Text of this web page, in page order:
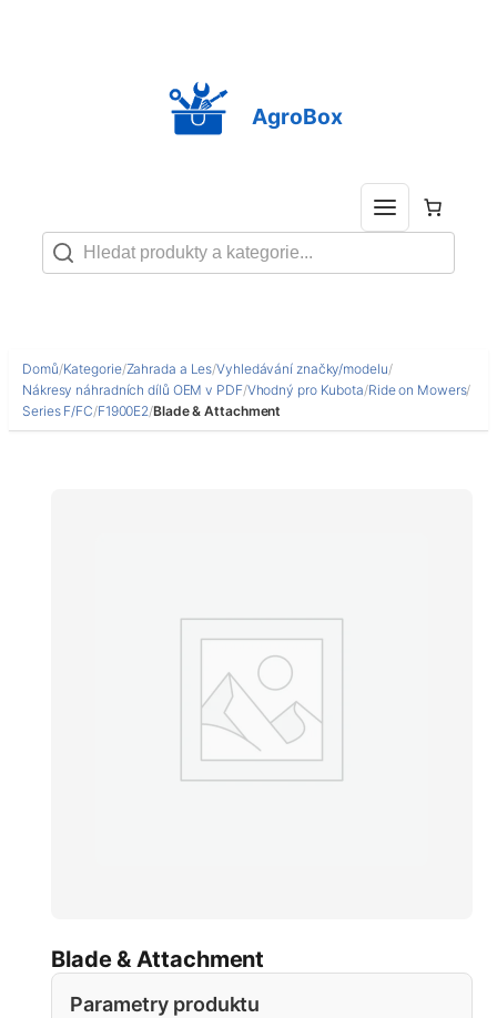
AgroBox
Domů/Kategorie/Zahrada a Les/Vyhledávání značky/modelu/
Nákresy náhradních dílů OEM v PDF/Vhodný pro Kubota/Ride on Mowers/
Series F/FC/F1900E2/Blade & Attachment
Blade & Attachment
Parametry produktu